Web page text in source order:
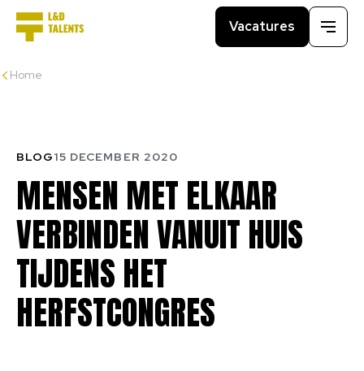
Vacatures
Menu
Home
MENSEN MET ELKAAR
VERBINDENVANUIT HUIS
TIJDENS HET
HERFSTCONGRES
BLOG15 DECEMBER 2020